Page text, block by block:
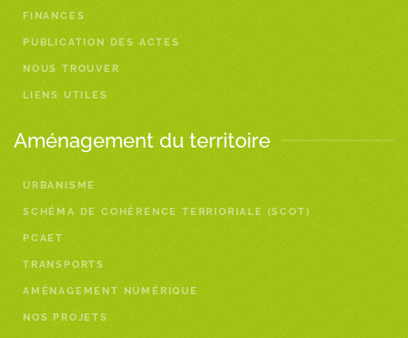
FINANCES
PUBLICATION DES ACTES
NOUS TROUVER
LIENS UTILES
Aménagement du territoire
URBANISME
SCHÉMA DE COHÉRENCE TERRIORIALE (SCOT)
PCAET
TRANSPORTS
AMÉNAGEMENT NUMÉRIQUE
NOS PROJETS